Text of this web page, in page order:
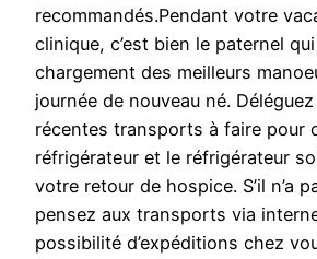
recommandés.Pendant votre
clinique, c’est bien le paternel
chargement des meilleurs
journée de nouveau né.
récentes transports à faire pour
réfrigérateur et le réfrigérateur
votre retour de hospice. S’il n’a
pensez aux transports via
possibilité d’expéditions chez